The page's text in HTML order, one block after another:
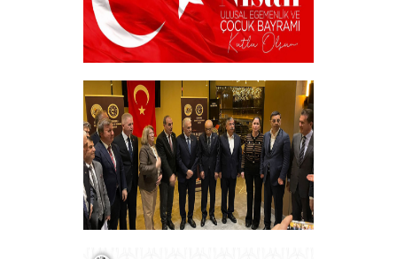
23 NİSAN
+
Vakfımızın Geleneksel İftar Programı